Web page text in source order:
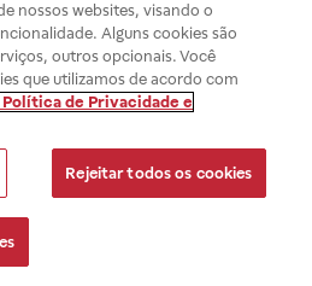
nossos websites, visando o
Alguns cookies são
outros opcionais. Você
que utilizamos de acordo com
Política de Privacidade e
Rejeitar todos os cookies